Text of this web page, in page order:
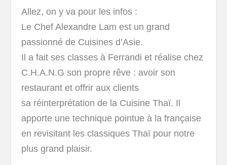
Allez, on y va pour les infos :
Le Chef Alexandre Lam est un grand
passionné de Cuisines d’Asie.
Il a fait ses classes à Ferrandi et réalise chez
C.H.A.N.G son propre rêve : avoir son
restaurant et offrir aux clients
sa réinterprétation de la Cuisine Thaï. Il
apporte une technique pointue à la française
en revisitant les classiques Thaï pour notre
plus grand plaisir.